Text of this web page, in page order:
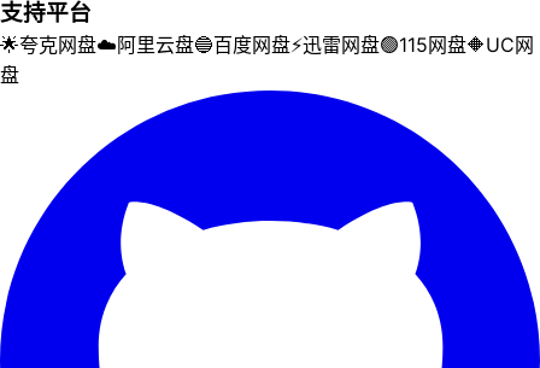
支持平台
🌟夸克网盘☁️阿里云盘🔵百度网盘⚡迅雷网盘🟢115网盘🔶UC网
盘